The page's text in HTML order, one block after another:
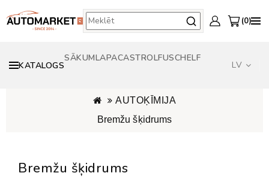
0
KATALOGS
SĀKUMLAPACASTROLFUSCHELF
LV
AUTOĶĪMIJA
Bremžu šķidrums
Bremžu šķidrums